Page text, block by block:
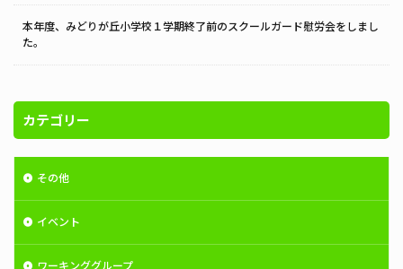
本年度、みどりが丘小学校１学期終了前のスクールガード慰労会をしまし
た。
カテゴリー
その他
イベント
ワーキンググループ